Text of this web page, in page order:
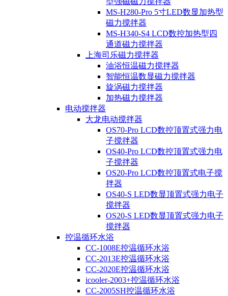
MS-H280-Pro 5寸LED数显加热型
磁力搅拌器
MS-H340-S4 LCD数控加热型四
通道磁力搅拌器
上海司乐磁力搅拌器
油浴恒温磁力搅拌器
智能恒温数显磁力搅拌器
旋涡磁力搅拌器
加热磁力搅拌器
电动搅拌器
大龙电动搅拌器
OS70-Pro LCD数控顶置式强力电
子搅拌器
OS40-Pro LCD数控顶置式强力电
子搅拌器
OS20-Pro LCD数控顶置式电子搅
拌器
OS40-S LED数显顶置式强力电子
搅拌器
OS20-S LED数显顶置式强力电子
搅拌器
控温循环水浴
CC-1008E控温循环水浴
CC-2013E控温循环水浴
CC-2020E控温循环水浴
icooler-2003+控温循环水浴
CC-2005SH控温循环水浴